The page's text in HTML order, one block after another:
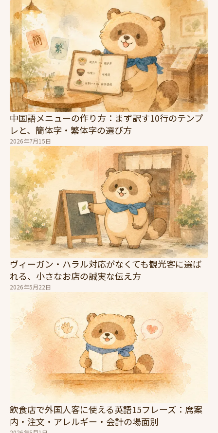
中国語メニューの作り方：まず訳す10行のテンプ
レと、簡体字・繁体字の選び方
2026年7月15日
ヴィーガン・ハラル対応がなくても観光客に選ば
れる、小さなお店の誠実な伝え方
2026年5月22日
飲食店で外国人客に使える英語15フレーズ：席案
内・注文・アレルギー・会計の場面別